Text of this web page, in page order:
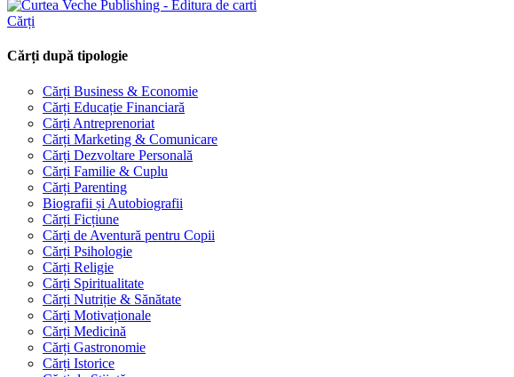
Cărți
Cărți după tipologie
Cărți Business & Economie
Cărți Educație Financiară
Cărți Antreprenoriat
Cărți Marketing & Comunicare
Cărți Dezvoltare Personală
Cărți Familie & Cuplu
Cărți Parenting
Biografii și Autobiografii
Cărți Ficțiune
Cărți de Aventură pentru Copii
Cărți Psihologie
Cărți Religie
Cărți Spiritualitate
Cărți Nutriție & Sănătate
Cărți Motivaționale
Cărți Medicină
Cărți Gastronomie
Cărți Istorice